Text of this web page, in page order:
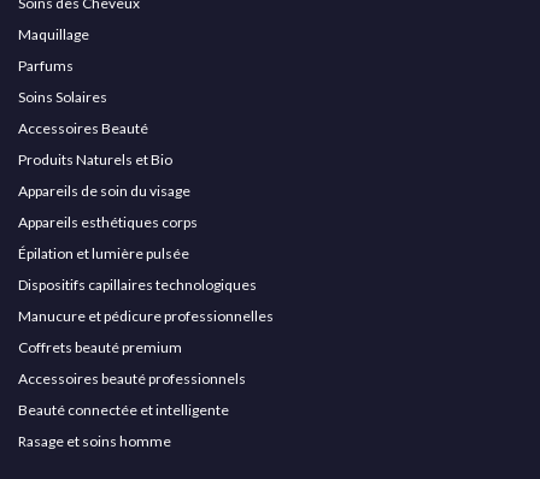
Maquillage
Parfums
Soins Solaires
Accessoires Beauté
Produits Naturels et Bio
Appareils de soin du visage
Appareils esthétiques corps
Épilation et lumière pulsée
Dispositifs capillaires technologiques
Manucure et pédicure professionnelles
Coffrets beauté premium
Accessoires beauté professionnels
Beauté connectée et intelligente
Rasage et soins homme